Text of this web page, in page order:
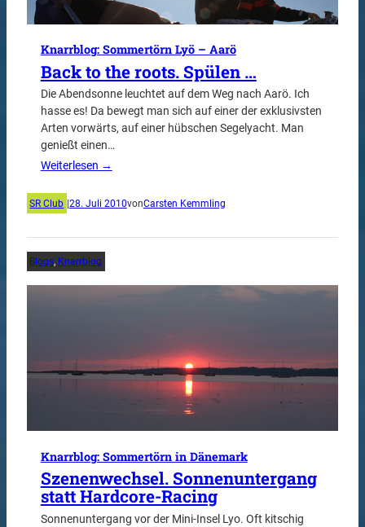
Knarrblog: Sommertörn Lyö – Aarö
Back to the roots. Spülen …
Die Abendsonne leuchtet auf dem Weg nach Aarö. Ich
hasse es! Da bewegt man sich auf einer der exklusivsten
Arten vorwärts, auf einer hübschen Segelyacht. Man
genießt einen…
Weiterlesen →
SR Club |28. Juli 2010vonCarsten Kemmling
Blogs, Knarrblog
Knarrblog: Sommertörn in Dänemark
Szenenwechsel. Sonnenuntergang
statt Hardcore-Racing
Sonnenuntergang vor der Mini-Insel Lyo. Oft kitschig